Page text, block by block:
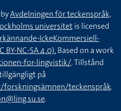
Avdelningen för teckenspråk,
universitetis licensed
IckeKommersiell-
BY-NC-SA 4.0).Based on a work
for-lingvistik/. Tillstånd
på
teckenspråk.
.